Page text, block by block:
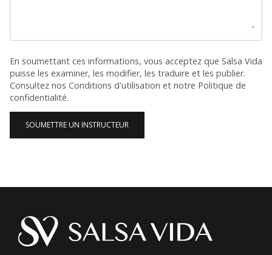
En soumettant ces informations, vous acceptez que Salsa Vida
puisse les examiner, les modifier, les traduire et les publier.
Consultez nos Conditions d'utilisation et notre Politique de
confidentialité.
SOUMETTRE UN INSTRUCTEUR